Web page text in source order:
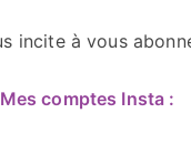
incite à vous
Mes comptes Insta :